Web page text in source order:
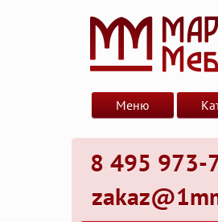
8 495 973-
Меню